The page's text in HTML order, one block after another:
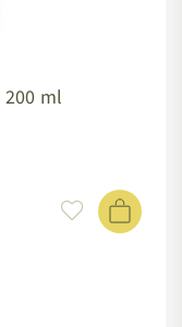
200 ml